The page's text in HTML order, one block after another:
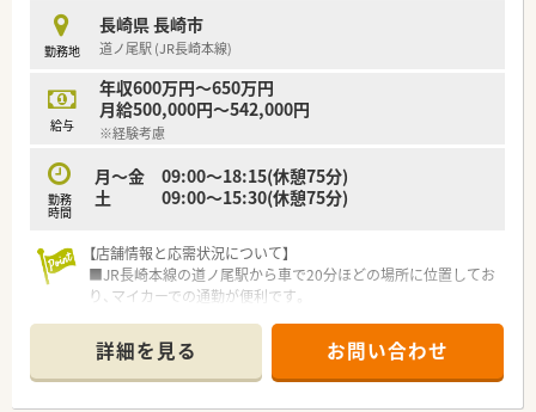
■近隣の医療機関だけでなく広域からも処方箋を受け付け、信頼
を積み重ねています。
■薬剤師の人数を十分に確保することで、有給休暇なども取得し
やすい環境を作ります。
【求人情報について】
■正社員として週40時間のシフト制勤務を行い、ワークライフ
バランスを重視します。
■年収は経験やスキルを考慮して決定され、最大で600万円の提
示も可能な案件です。
収入に反映されます。
勤務地
長崎県 長崎市
道ノ尾駅 (JR長崎本線)
給与
年収600万円～650万円
月給500,000円～542,000円
※経験考慮
勤務
時間
月～金 09:00～18:15(休憩75分)
土 09:00～15:30(休憩75分)
【店舗情報と応需状況について】
■JR長崎本線の道ノ尾駅から車で20分ほどの場所に位置してお
り、マイカーでの通勤が便利です。
医薬品の販売も行っています。
【募集背景と求める人物像について】
■店舗の管理薬剤師として、調剤業務だけでなく薬局の運営管理
詳細を見る お問い合わせ